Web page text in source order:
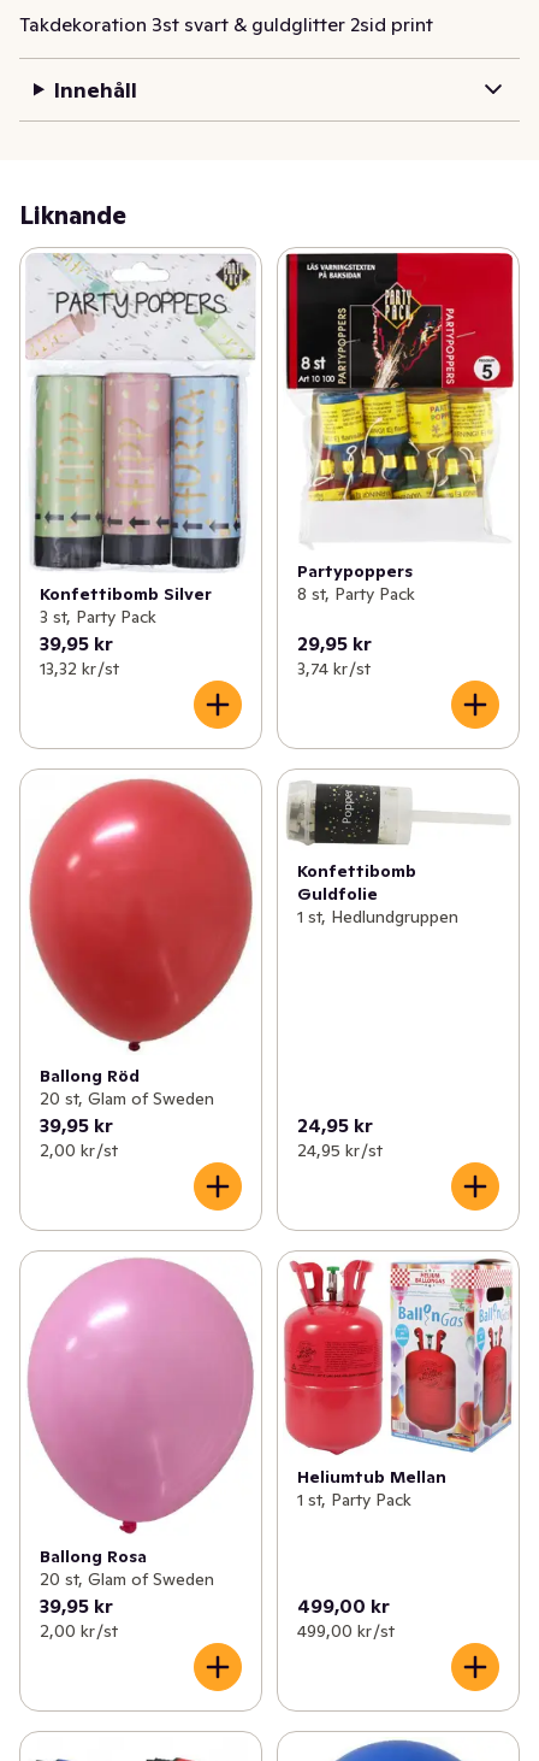
Takdekoration 3st svart & guldglitter 2sid print
Innehåll
Liknande
Konfettibomb Silver
3 st, Party Pack
39,95 kr
13,32 kr /st
Partypoppers
8 st, Party Pack
29,95 kr
3,74 kr /st
Ballong Röd
20 st, Glam of Sweden
39,95 kr
2,00 kr /st
Konfettibomb
Guldfolie
1 st, Hedlundgruppen
24,95 kr
24,95 kr /st
Ballong Rosa
20 st, Glam of Sweden
39,95 kr
2,00 kr /st
Heliumtub Mellan
1 st, Party Pack
499,00 kr
499,00 kr /st